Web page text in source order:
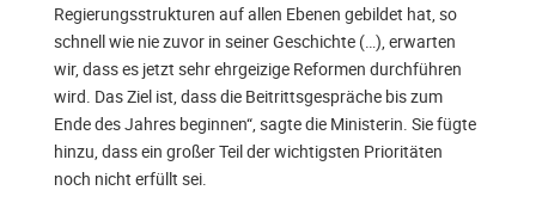
Regierungsstrukturen auf allen Ebenen gebildet hat, so
schnell wie nie zuvor in seiner Geschichte (…), erwarten
wir, dass es jetzt sehr ehrgeizige Reformen durchführen
wird. Das Ziel ist, dass die Beitrittsgespräche bis zum
Ende des Jahres beginnen“, sagte die Ministerin. Sie fügte
hinzu, dass ein großer Teil der wichtigsten Prioritäten
noch nicht erfüllt sei.